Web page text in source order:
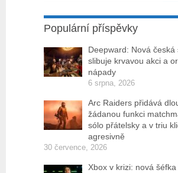
Populární příspěvky
Deepward: Nová česká
slibuje krvavou akci a
nápady
6 srpna, 2026
Arc Raiders přidává
žádanou funkci
sólo přátelsky a v triu
agresivně
30 července, 2026
Xbox v krizi: nová šéfka